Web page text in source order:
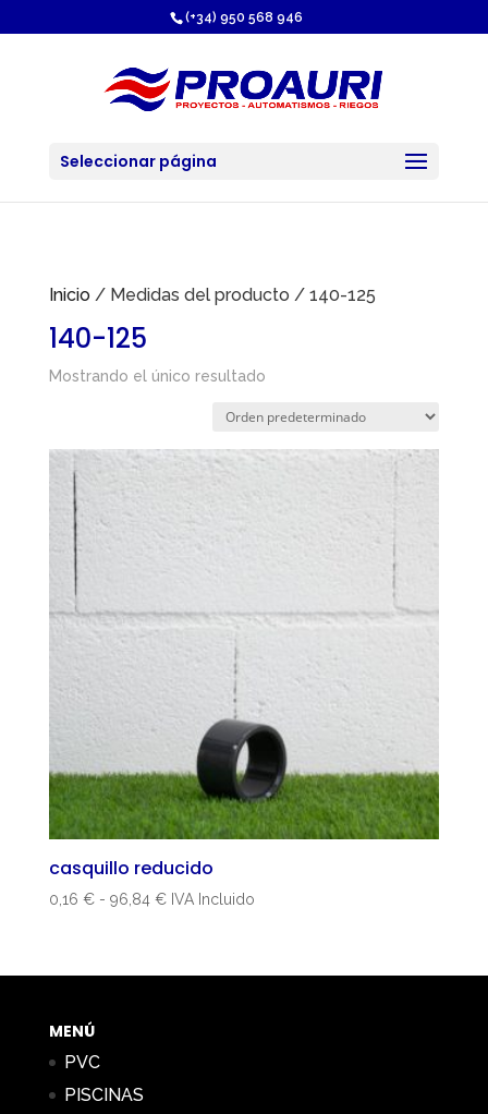
(+34) 950 568 946
Seleccionar página
Inicio/ Medidas del producto / 140-125
140-125
Mostrando el único resultado
casquillo reducido
0,16 € - 96,84 €Rango
desde
IVA Incluido
MENÚ
PVC
PISCINAS